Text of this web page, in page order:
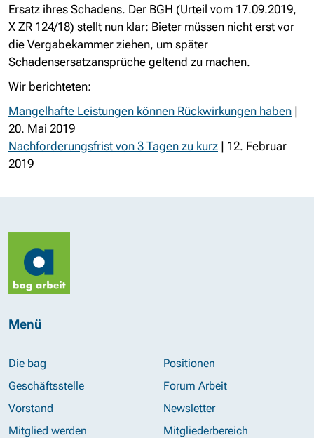
Ersatz ihres Schadens. Der BGH (Urteil vom 17.09.2019,
X ZR 124/18) stellt nun klar: Bieter müssen nicht erst vor
die Vergabekammer ziehen, um später
Schadensersatzansprüche geltend zu machen.
Wir berichteten:
Mangelhafte Leistungen können Rückwirkungen haben |
20. Mai 2019
Nachforderungsfrist von 3 Tagen zu kurz | 12. Februar
2019
Menü
Die bag
Geschäftsstelle
Vorstand
Mitglied werden
Positionen
Forum Arbeit
Newsletter
Mitgliederbereich